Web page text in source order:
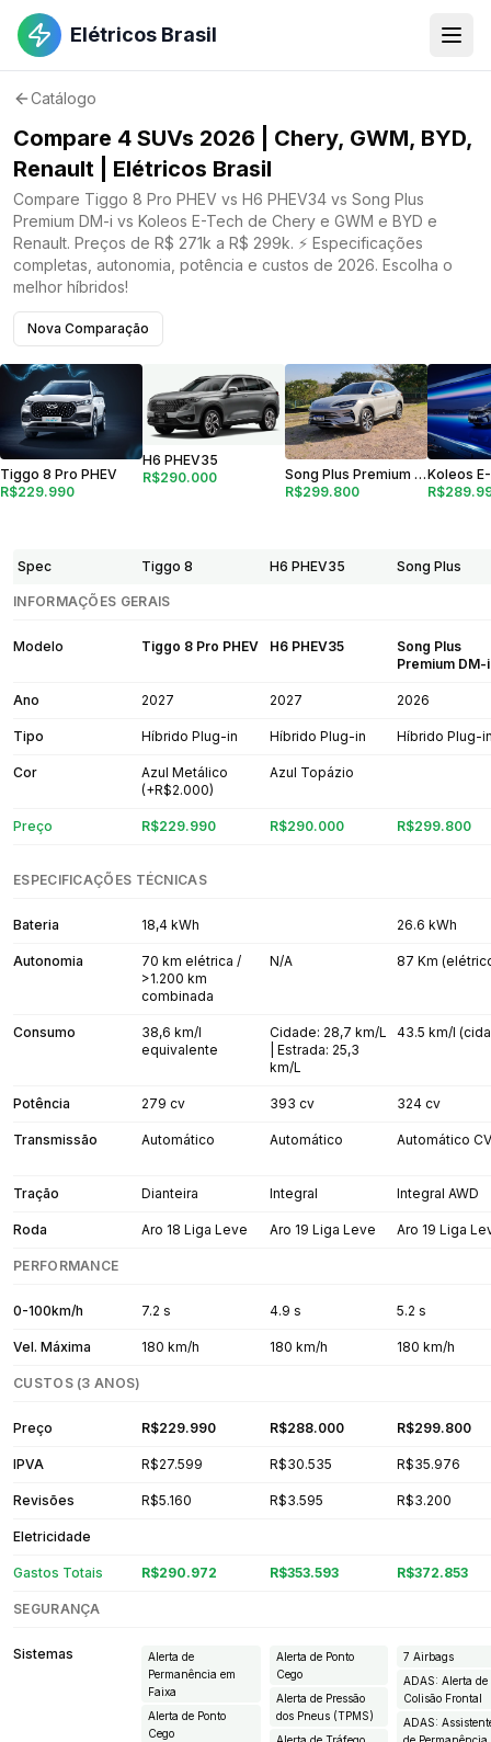
Elétricos Brasil
Catálogo
Compare 4 SUVs 2026 | Chery, GWM, BYD,
Renault | Elétricos Brasil
Compare Tiggo 8 Pro PHEV vs H6 PHEV34 vs Song Plus
Premium DM-i vs Koleos E-Tech de Chery e GWM e BYD e
Renault. Preços de R$ 271k a R$ 299k. ⚡ Especificações
completas, autonomia, potência e custos de 2026. Escolha o
melhor híbridos!
Nova Comparação
Tiggo 8 Pro PHEV
R$229.990
H6 PHEV35
R$290.000
Song Plus Premium DM-i
R$299.800
Koleos
Spec Tiggo 8 H6 PHEV35 Song Plus
INFORMAÇÕES GERAIS
Modelo Tiggo 8 Pro PHEV H6 PHEV35
Song Plus
Premium DM-i
Ano 2027 2027 2026
Tipo Híbrido Plug-in Híbrido Plug-in Híbrido Plug-
Cor
Azul Metálico
(+R$2.000)
Azul Topázio
Preço R$229.990 R$290.000 R$299.800
ESPECIFICAÇÕES TÉCNICAS
Bateria 18,4 kWh 26.6 kWh
Autonomia
70 km elétrica /
>1.200 km
combinada
N/A 87 Km
Consumo
38,6 km/l
equivalente
Cidade: 28,7 km/L
| Estrada: 25,3
km/L
43.5 km/l
Potência 279 cv 393 cv 324 cv
Transmissão Automático Automático Automático
Tração Dianteira Integral Integral AWD
Roda Aro 18 Liga Leve Aro 19 Liga Leve Aro 19 Liga
PERFORMANCE
0-100km/h 7.2 s 4.9 s 5.2 s
Vel. Máxima 180 km/h 180 km/h 180 km/h
CUSTOS (3 ANOS)
Preço R$229.990 R$288.000 R$299.800
IPVA R$27.599 R$30.535 R$35.976
Revisões R$5.160 R$3.595 R$3.200
Eletricidade
Gastos Totais R$290.972 R$353.593 R$372.853
SEGURANÇA
Sistemas
Alerta de
Permanência em
Faixa
Alerta de Ponto
Cego
Alerta de Ponto
Cego
Alerta de Pressão
dos Pneus (TPMS)
7 Airbags
ADAS: Alerta de
Colisão Frontal
ADAS: